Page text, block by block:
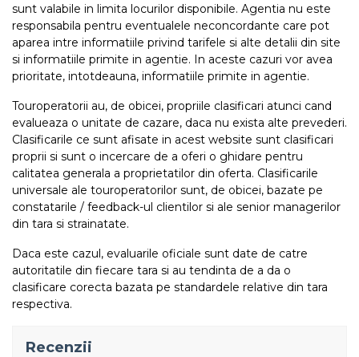
sunt valabile in limita locurilor disponibile. Agentia nu este
responsabila pentru eventualele neconcordante care pot
aparea intre informatiile privind tarifele si alte detalii din site
si informatiile primite in agentie. In aceste cazuri vor avea
prioritate, intotdeauna, informatiile primite in agentie.
Touroperatorii au, de obicei, propriile clasificari atunci cand
evalueaza o unitate de cazare, daca nu exista alte prevederi.
Clasificarile ce sunt afisate in acest website sunt clasificari
proprii si sunt o incercare de a oferi o ghidare pentru
calitatea generala a proprietatilor din oferta. Clasificarile
universale ale touroperatorilor sunt, de obicei, bazate pe
constatarile / feedback-ul clientilor si ale senior managerilor
din tara si strainatate.
Daca este cazul, evaluarile oficiale sunt date de catre
autoritatile din fiecare tara si au tendinta de a da o
clasificare corecta bazata pe standardele relative din tara
respectiva.
Recenzii